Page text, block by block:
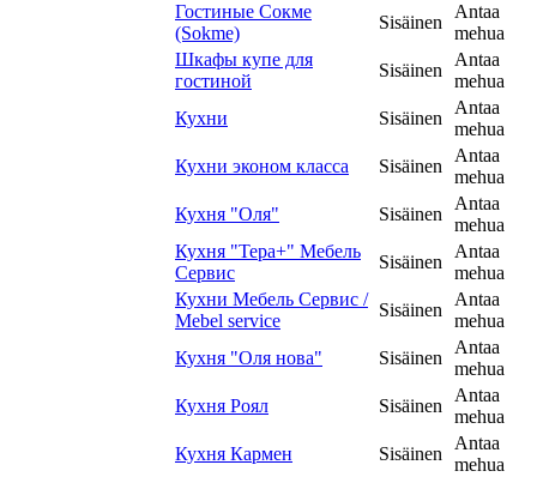
Гостиные Сокме
(Sokme)
Sisäinen
Antaa
mehua
Шкафы купе для
гостиной
Sisäinen
Antaa
mehua
Кухни
Sisäinen
Antaa
mehua
Кухни эконом класса
Sisäinen
Antaa
mehua
Кухня "Оля"
Sisäinen
Antaa
mehua
Кухня "Тера+" Мебель
Сервис
Sisäinen
Antaa
mehua
Кухни Мебель Сервис /
Mebel service
Sisäinen
Antaa
mehua
Кухня "Оля нова"
Sisäinen
Antaa
mehua
Кухня Роял
Sisäinen
Antaa
mehua
Кухня Кармен
Sisäinen
Antaa
mehua